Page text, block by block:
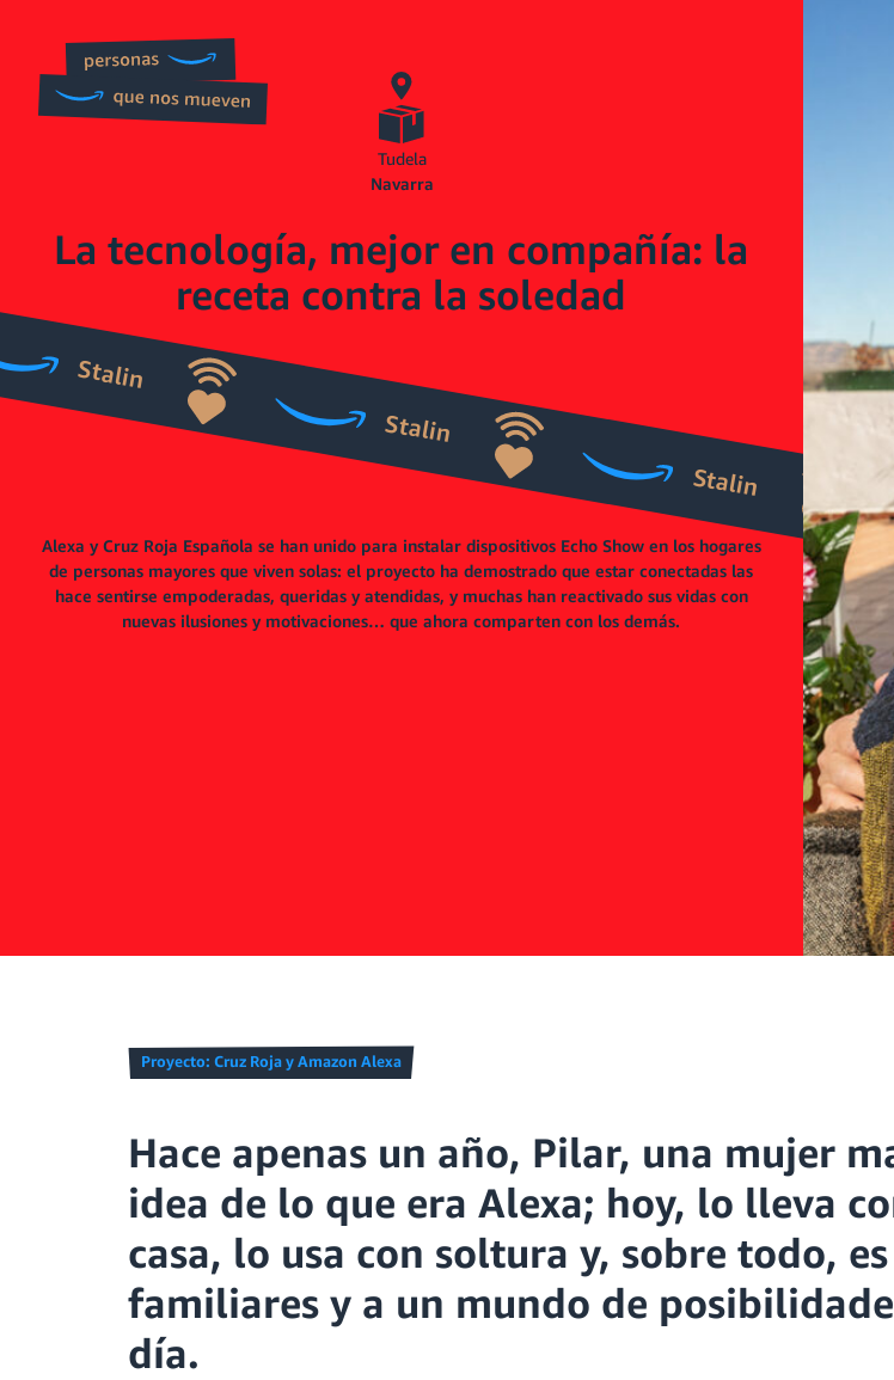
Tudela
Navarra
La tecnología, mejor en compañía: la
receta contra la soledad
Stalin
Stalin
Stalin
Alexa y Cruz Roja Española se han unido para instalar dispositivos Echo Show en los hogares
de personas mayores que viven solas: el proyecto ha demostrado que estar conectadas las
hace sentirse empoderadas, queridas y atendidas, y muchas han reactivado sus vidas con
nuevas ilusiones y motivaciones… que ahora comparten con los demás.
Proyecto: Cruz Roja y Amazon Alexa
Hace apenas un año, Pilar, una mujer
idea de lo que era Alexa; hoy, lo lleva
casa, lo usa con soltura y, sobre todo,
familiares y a un mundo de
día.